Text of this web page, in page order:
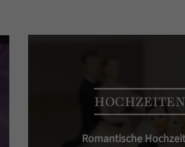
HOCHZEITEN
Romantische